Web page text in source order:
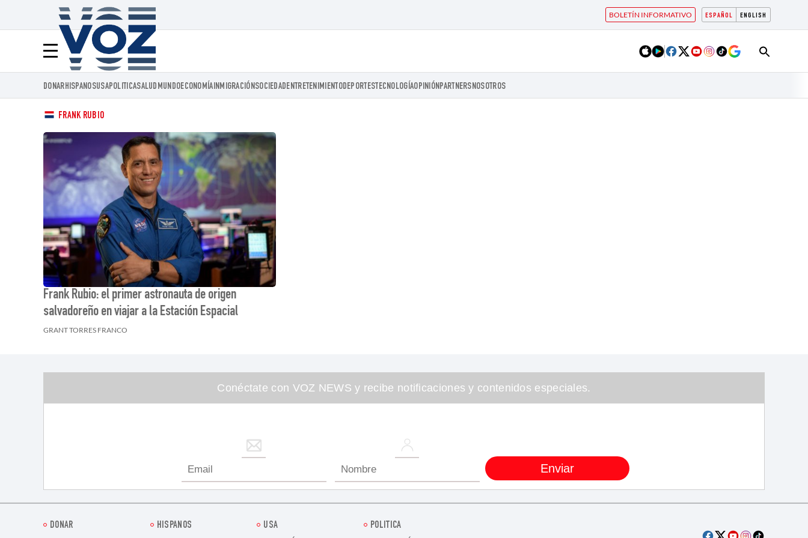
ESPAÑOL ENGLISH
BOLETÍN INFORMATIVO
Menú
Voz.us
DONARHISPANOSUSAPOLITICASALUD MUNDOECONOMÍAINMIGRACIÓNSOCIEDADENTRETENIMIENTODEPORTESTECNOLOGÍAOPINIÓNPARTNERSNOSOTROS
FRANK RUBIO
Frank Rubio: el primer astronauta de origen
salvadoreño en viajar a la Estación Espacial
GRANT TORRES FRANCO
Conéctate con VOZ NEWS y recibe notificaciones y contenidos especiales.
DONAR HISPANOS USA POLITICA